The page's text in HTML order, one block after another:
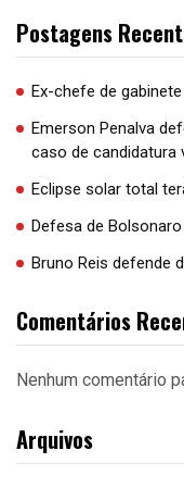
Postagens
Ex-chefe de
Emerson Penalva
caso de candidatura
Eclipse solar total
Defesa de
Bruno Reis defende
Comentários
Nenhum comentário
Arquivos